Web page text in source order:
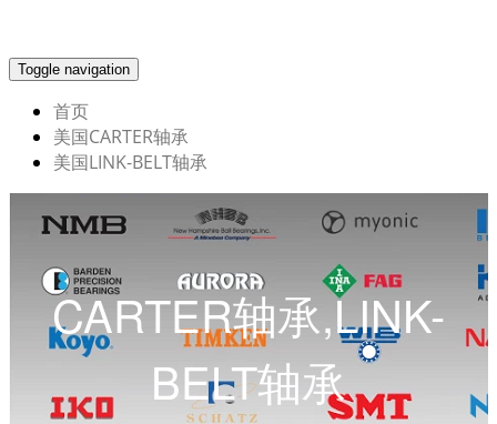
Toggle navigation
首页
美国CARTER轴承
美国LINK-BELT轴承
CARTER轴承,LINK-
BELT轴承